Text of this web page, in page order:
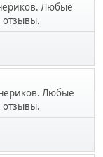
Любые
Любые